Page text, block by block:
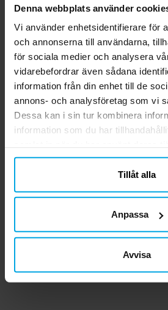
Denna webbplats använder
Vi använder enhetsidentifierare för
och annonserna till användarna,
för sociala medier och analysera
vidarebefordrar även sådana
information från din enhet till de
annons- och analysföretag som vi
Dessa kan i sin tur kombinera
information som du har
närsomhelst ändra ditt samtycke.
Tillåt alla
Anpassa
Avvisa